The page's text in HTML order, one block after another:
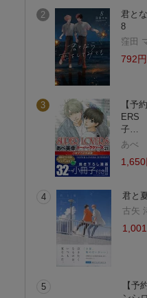
イイ声で啼けよ、
まわりさん〜警官Ω
ヤクザ様の運命
安滋かづ
(4件)
2
君と
8
窪田
792円
3
【予
ERS
子…
あべ
1,650
4
君と
古矢
5
【予